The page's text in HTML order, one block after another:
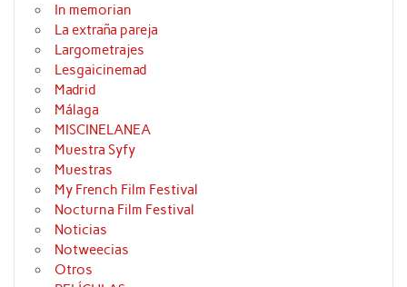
In memorian
La extraña pareja
Largometrajes
Lesgaicinemad
Madrid
Málaga
MISCINELANEA
Muestra Syfy
Muestras
My French Film Festival
Nocturna Film Festival
Noticias
Notweecias
Otros